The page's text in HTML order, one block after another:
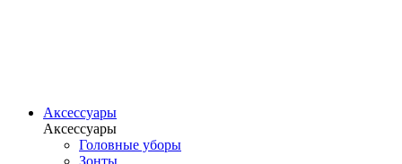
Аксессуары
Аксессуары
Головные уборы